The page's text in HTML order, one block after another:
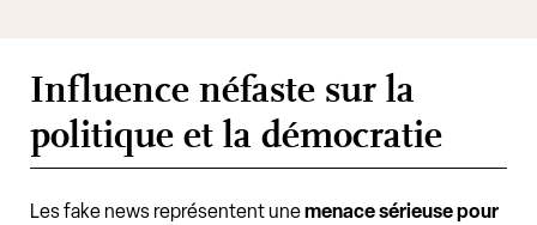
Influence néfaste sur la
politique et la démocratie
Les fake news représentent unemenace sérieuse pour